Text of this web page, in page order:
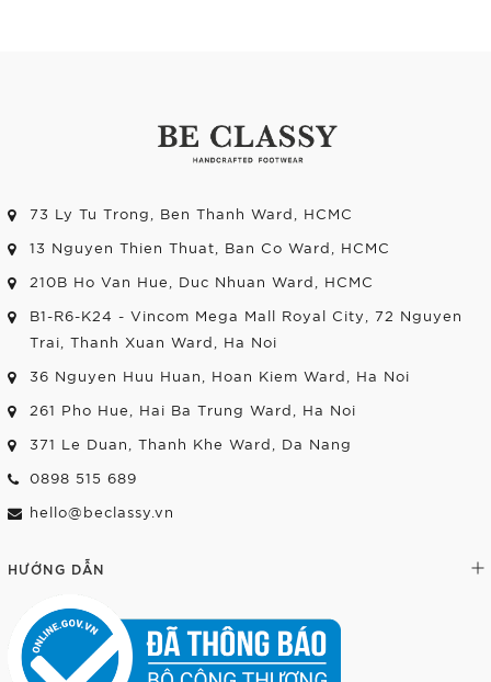
73 Ly Tu Trong, Ben Thanh Ward, HCMC
13 Nguyen Thien Thuat, Ban Co Ward, HCMC
210B Ho Van Hue, Duc Nhuan Ward, HCMC
B1-R6-K24 - Vincom Mega Mall Royal City, 72 Nguyen
Trai, Thanh Xuan Ward, Ha Noi
36 Nguyen Huu Huan, Hoan Kiem Ward, Ha Noi
261 Pho Hue, Hai Ba Trung Ward, Ha Noi
371 Le Duan, Thanh Khe Ward, Da Nang
0898 515 689
hello@beclassy.vn
HƯỚNG DẪN